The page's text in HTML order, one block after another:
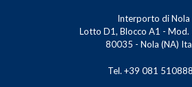
Interporto di Nola
Lotto D1, Blocco A1 -
80035 - Nola (NA)
Tel. +39 081